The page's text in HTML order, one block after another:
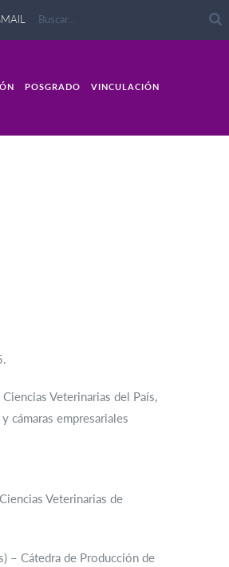
POSGRADO VINCULACIÓN
Veterinarias del País,
cámaras empresariales
Veterinarias de
– Cátedra de Producción de